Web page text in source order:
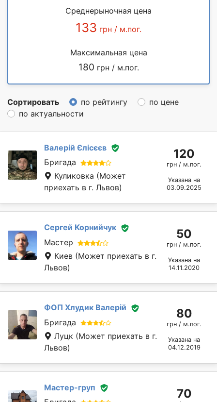
Среднерыночная цена
133 грн / м.пог.
Максимальная цена
180 грн / м.пог.
Сортировать по рейтингу
по цене
по актуальности
Валерій Єлісєєв
Бригада
Куликовка (Может
приехать в г. Львов)
120
грн / м.пог.
Указана на
03.09.2025
Сергей Корнийчук
Мастер
Киев (Может приехать в г.
Львов)
50
грн / м.пог.
Указана на
14.11.2020
ФОП Хлудик Валерій
Бригада
Луцк (Может приехать в г.
Львов)
80
грн / м.пог.
Указана на
04.12.2019
Мастер-груп
70